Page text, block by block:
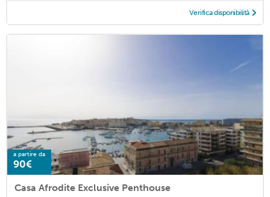
Verifica disponibilità
a partire da
90€
Casa Afrodite Exclusive Penthouse